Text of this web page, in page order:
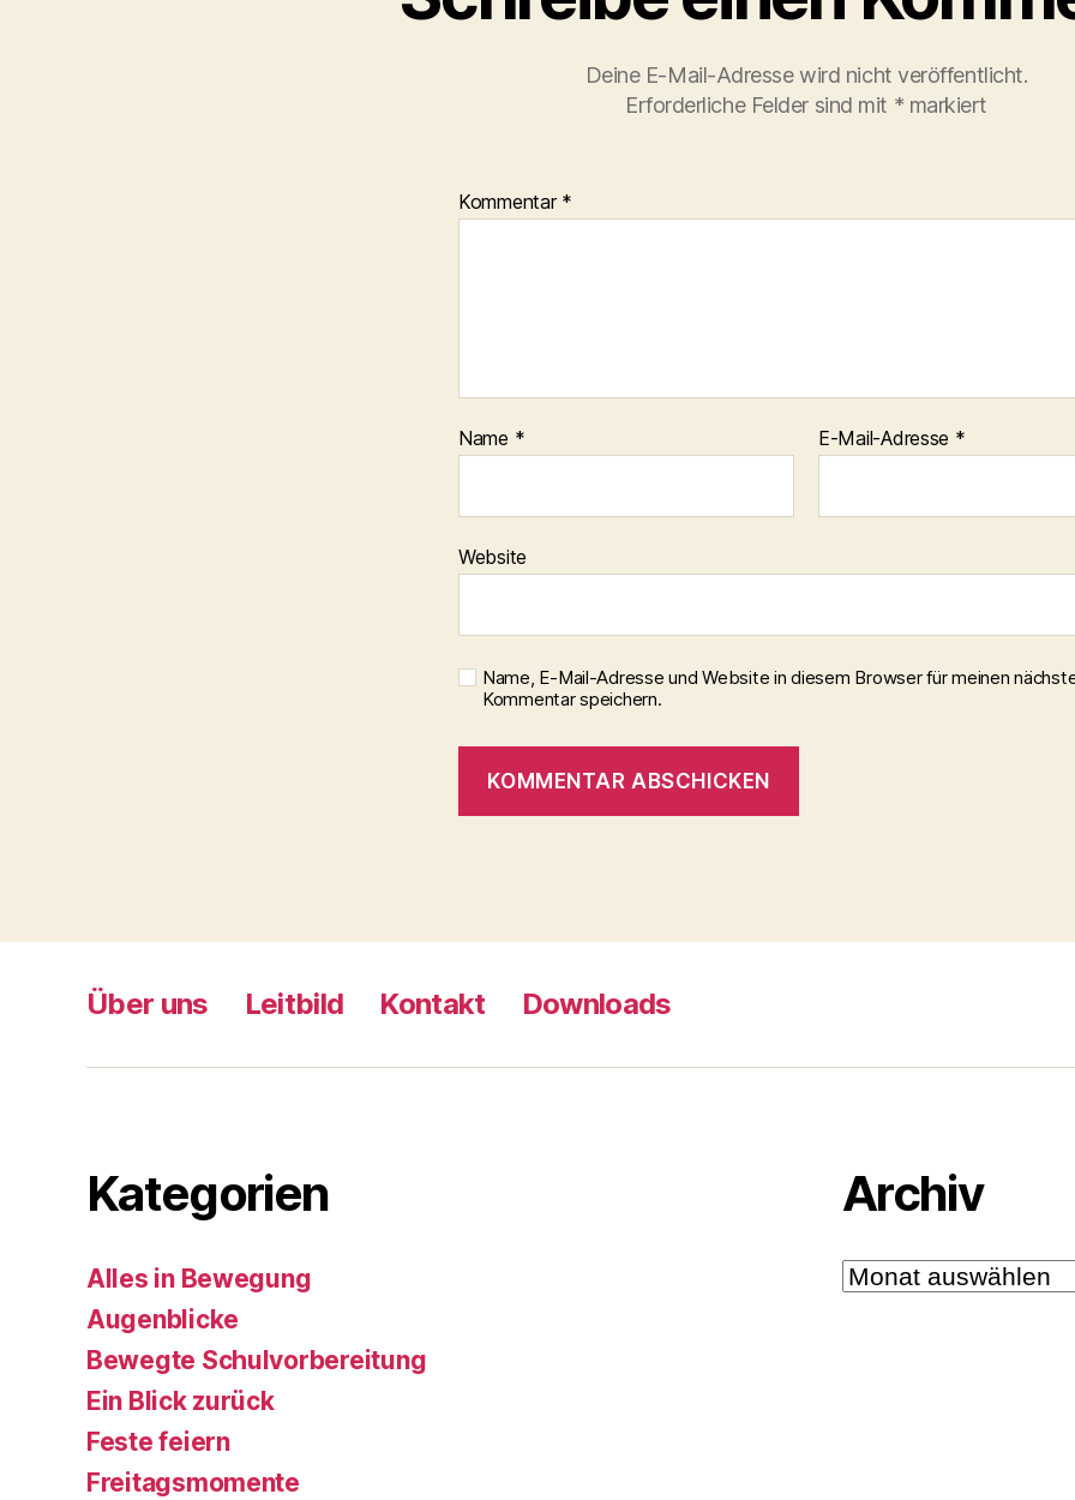
Deine E-Mail-Adresse wird nicht veröffentlicht.
Erforderliche Felder sind mit * markiert
Kommentar *
Name * E-Mail-Adresse *
Website
Name, E-Mail-Adresse und Website in diesem Browser für meinen
Kommentar speichern.
Über uns Leitbild Kontakt Downloads
Kategorien
Alles in Bewegung
Augenblicke
Bewegte Schulvorbereitung
Ein Blick zurück
Feste feiern
Freitagsmomente
Archiv
Archiv